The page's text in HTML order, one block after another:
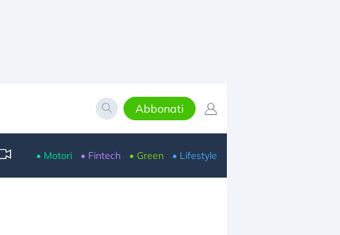
Abbonati
• Motori • Fintech • Green • Lifestyle